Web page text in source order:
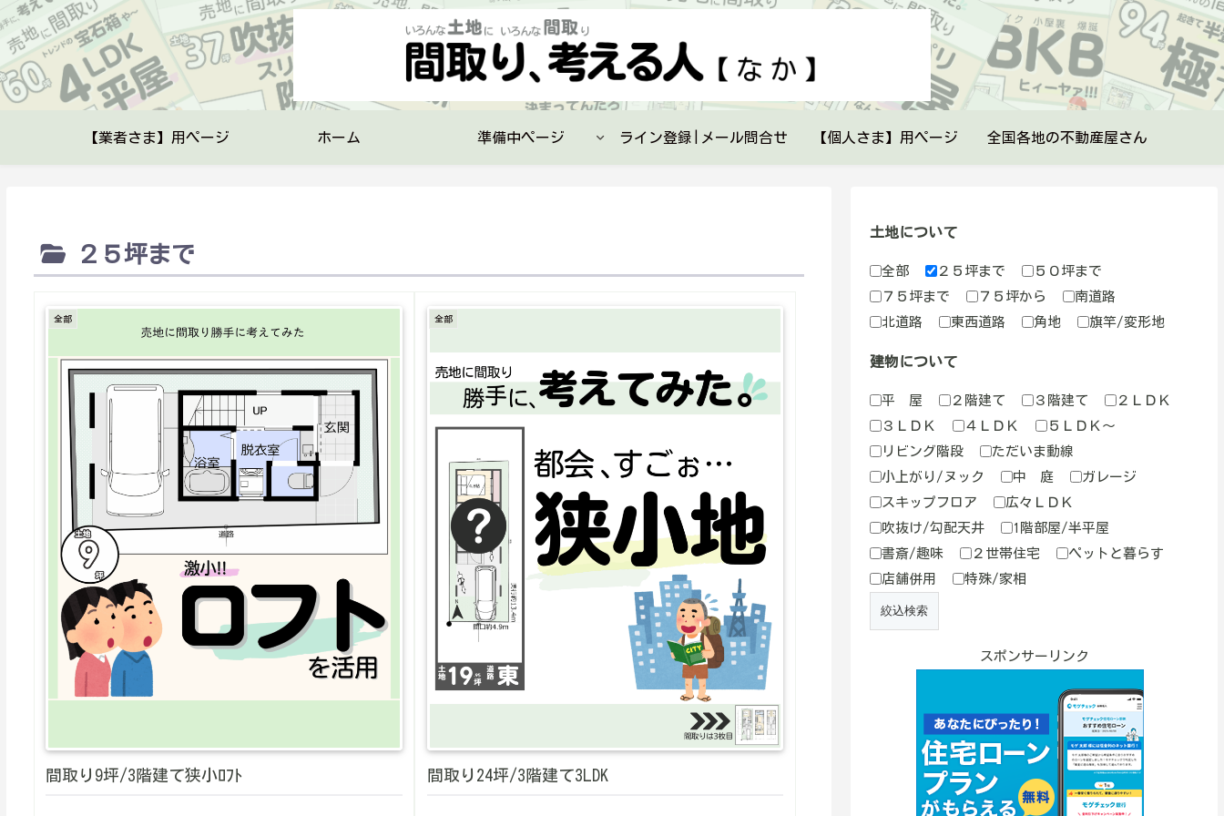
【業者さま】用ページ ホーム 準備中ページ ライン登録|メール問合せ 【個人さま】用ページ 全国各地の不動産屋さん
２５坪まで
全部
間取り9坪/3階建て狭小ﾛﾌﾄ
全部
間取り24坪/3階建て3LDK
土地について
全部 ２５坪まで
５０坪まで
７５坪まで
７５坪から
南道路
北道路
東西道路 角地 旗竿/変形地
建物について
平 屋 ２階建て ３階建て
２ＬＤＫ
３ＬＤＫ
４ＬＤＫ
５ＬＤＫ～
リビング階段
ただいま動線
小上がり/ヌック
中 庭
ガレージ
スキップフロア
広々ＬＤＫ
吹抜け/勾配天井
1階部屋/半平屋
書斎/趣味
２世帯住宅
ペットと暮らす
店舗併用
特殊/家相
スポンサーリンク